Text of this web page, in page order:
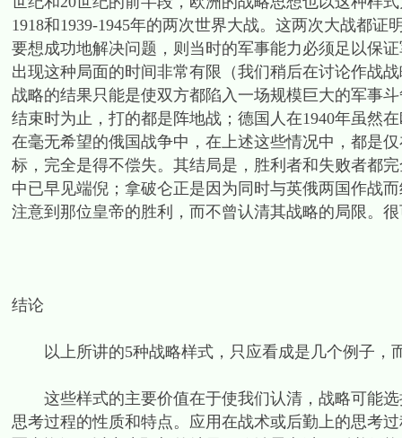
1918和1939-1945年的两次世界大战。这两次大战都
要想成功地解决问题，则当时的军事能力必须足以保
出现这种局面的时间非常有限（我们稍后在讨论作战
战略的结果只能是使双方都陷入一场规模巨大的军事
结束时为止，打的都是阵地战；德国人在1940年虽然
在毫无希望的俄国战争中，在上述这些情况中，都是
标，完全是得不偿失。其结局是，胜利者和失败者都
中已早见端倪；拿破仑正是因为同时与英俄两国作战
注意到那位皇帝的胜利，而不曾认清其战略的局限。
结论
以上所讲的5种战略样式，只应看成是几个例子，
这些样式的主要价值在于使我们认清，战略可能选
思考过程的性质和特点。应用在战术或后勤上的思考